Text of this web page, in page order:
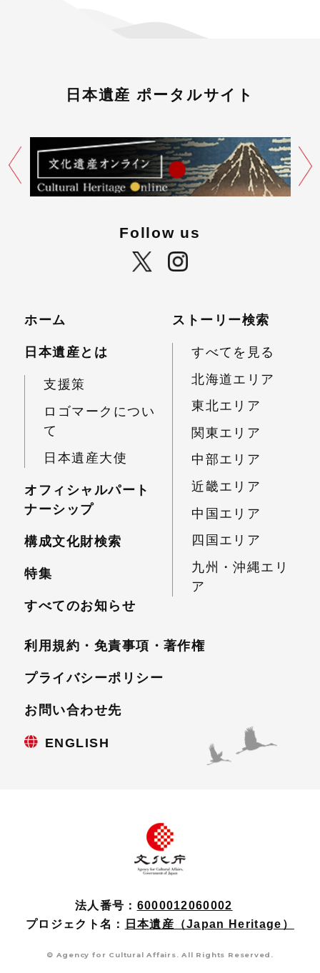
日本遺産 ポータルサイト
Follow us
ホーム
日本遺産とは
支援策
ロゴマークについ
て
日本遺産大使
オフィシャルパート
ナーシップ
構成文化財検索
特集
すべてのお知らせ
ストーリー検索
すべてを見る
北海道エリア
東北エリア
関東エリア
中部エリア
近畿エリア
中国エリア
四国エリア
九州・沖縄エリ
ア
利用規約・免責事項・著作権
プライバシーポリシー
お問い合わせ先
ENGLISH
法人番号： 6000012060002
プロジェクト名：
日本遺産（Japan Heritage）
© Agency for Cultural Affairs. All Rights Reserved.